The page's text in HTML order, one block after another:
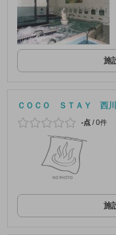
施
ＣＯＣＯ ＳＴＡＹ 西
-点 /0件
施